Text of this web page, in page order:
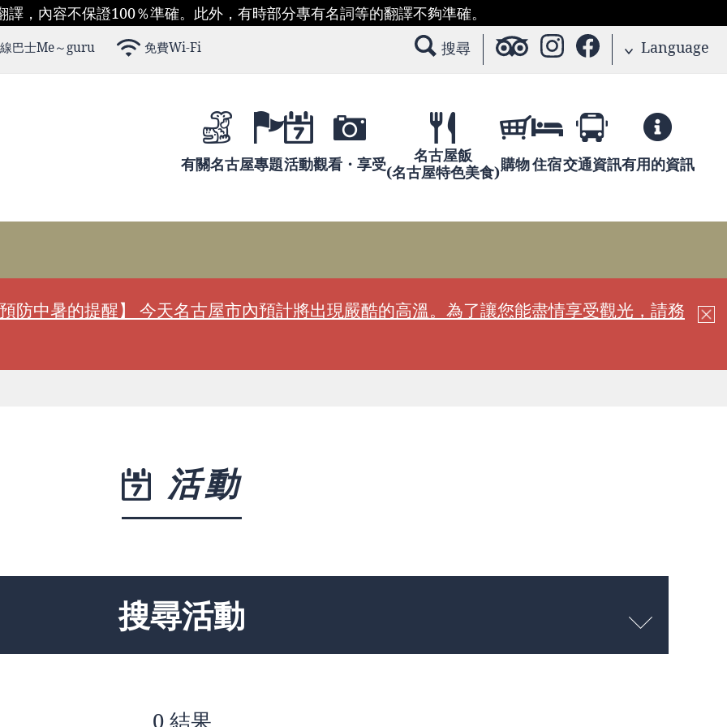
譯，內容不保證100％準確。此外，有時部分專有名詞等的翻譯不夠準確。
巴士Me～guru 免費Wi-Fi 搜尋 Language
有關名古屋專題活動觀看・享受
名古屋飯
(名古屋特色美食)購物住宿交通資訊有用的資訊
防中暑的提醒】 今天名古屋市內預計將出現嚴酷的高溫。為了讓您能盡情享受觀光，請務
活動
搜尋活動
0 結果